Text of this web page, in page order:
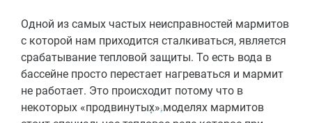
Одной из самых частых неисправностей мармитов
с которой нам приходится сталкиваться, является
срабатывание тепловой защиты. То есть вода в
бассейне просто перестает нагреваться и мармит
не работает. Это происходит потому что в
некоторых «продвинутых» моделях мармитов